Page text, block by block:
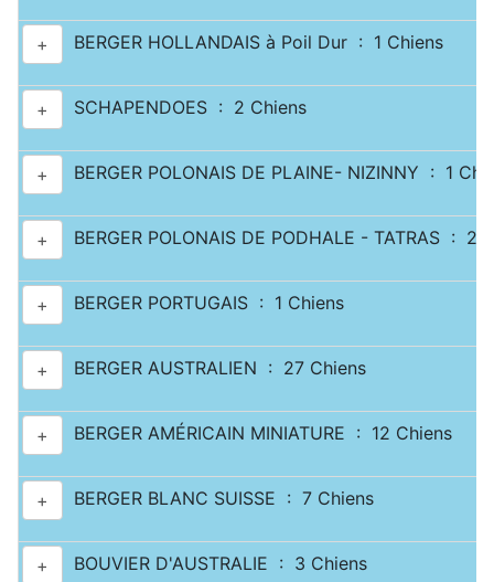
+ BERGER HOLLANDAIS à Poil Dur : 1 Chiens
+ SCHAPENDOES : 2 Chiens
+ BERGER POLONAIS DE PLAINE- NIZINNY : 1
+ BERGER POLONAIS DE PODHALE - TATRAS : 2
+ BERGER PORTUGAIS : 1 Chiens
+ BERGER AUSTRALIEN : 27 Chiens
+ BERGER AMÉRICAIN MINIATURE : 12 Chiens
+ BERGER BLANC SUISSE : 7 Chiens
+ BOUVIER D'AUSTRALIE : 3 Chiens